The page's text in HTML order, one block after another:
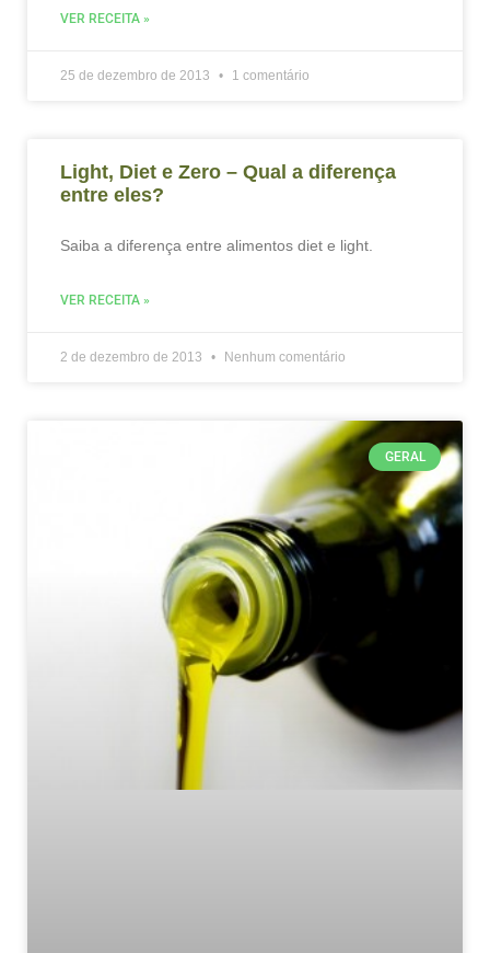
VER RECEITA »
25 de dezembro de 2013 1 comentário
Light, Diet e Zero – Qual a diferença
entre eles?
Saiba a diferença entre alimentos diet e light.
VER RECEITA »
2 de dezembro de 2013 Nenhum comentário
GERAL